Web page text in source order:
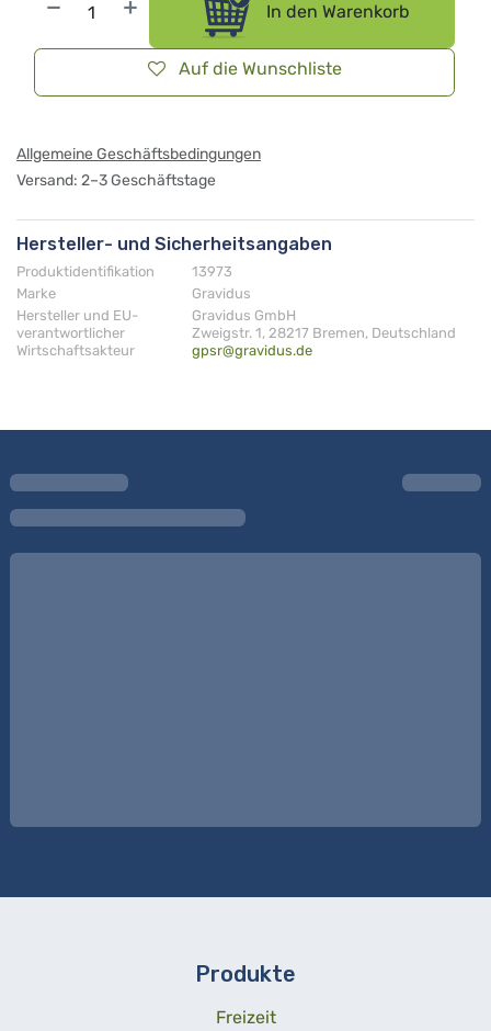
In den Warenkorb
Auf die Wunschliste
Allgemeine Geschäftsbedingungen
Versand: 2–3 Geschäftstage
Hersteller- und Sicherheitsangaben
Produktidentifikation
13973
Marke
Gravidus
Hersteller und EU-
verantwortlicher
Wirtschaftsakteur
Gravidus GmbH
Zweigstr. 1, 28217 Bremen, Deutschland
gpsr@gravidus.de
Produkte
Freizeit